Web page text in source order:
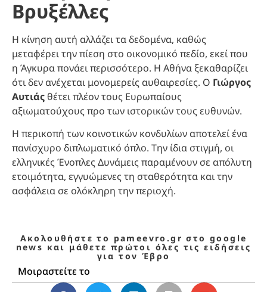
Βρυξέλλες
Η κίνηση αυτή αλλάζει τα δεδομένα, καθώς
μεταφέρει την πίεση στο οικονομικό πεδίο, εκεί που
η Άγκυρα πονάει περισσότερο. Η Αθήνα ξεκαθαρίζει
ότι δεν ανέχεται μονομερείς αυθαιρεσίες. Ο Γιώργος
Αυτιάς θέτει πλέον τους Ευρωπαίους
αξιωματούχους προ των ιστορικών τους ευθυνών.
Η περικοπή των κοινοτικών κονδυλίων αποτελεί ένα
πανίσχυρο διπλωματικό όπλο. Την ίδια στιγμή, οι
ελληνικές Ένοπλες Δυνάμεις παραμένουν σε απόλυτη
ετοιμότητα, εγγυώμενες τη σταθερότητα και την
ασφάλεια σε ολόκληρη την περιοχή.
Ακολουθήστε το pameevro.gr στο google
news και μάθετε πρώτοι όλες τις ειδήσεις
για τον Έβρο
Μοιραστείτε το